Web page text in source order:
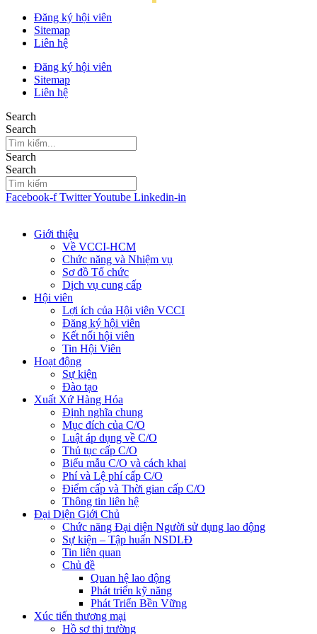
Đăng ký hội viên
Sitemap
Liên hệ
Đăng ký hội viên
Sitemap
Liên hệ
Search
Search
Search
Search
Facebook-f TwitterYoutube Linkedin-in
Giới thiệu
Về VCCI-HCM
Chức năng và Nhiệm vụ
Sơ đồ Tổ chức
Dịch vụ cung cấp
Hội viên
Lợi ích của Hội viên VCCI
Đăng ký hội viên
Kết nối hội viên
Tin Hội Viên
Hoạt động
Sự kiện
Đào tạo
Xuất Xứ Hàng Hóa
Định nghĩa chung
Mục đích của C/O
Luật áp dụng về C/O
Thủ tục cấp C/O
Biểu mẫu C/O và cách khai
Phí và Lệ phí cấp C/O
Điểm cấp và Thời gian cấp C/O
Thông tin liên hệ
Đại Diện Giới Chủ
Chức năng Đại diện Người sử dụng lao động
Sự kiện – Tập huấn NSDLĐ
Tin liên quan
Chủ đề
Quan hệ lao động
Phát triển kỹ năng
Phát Triển Bền Vững
Xúc tiến thương mại
Hồ sơ thị trường